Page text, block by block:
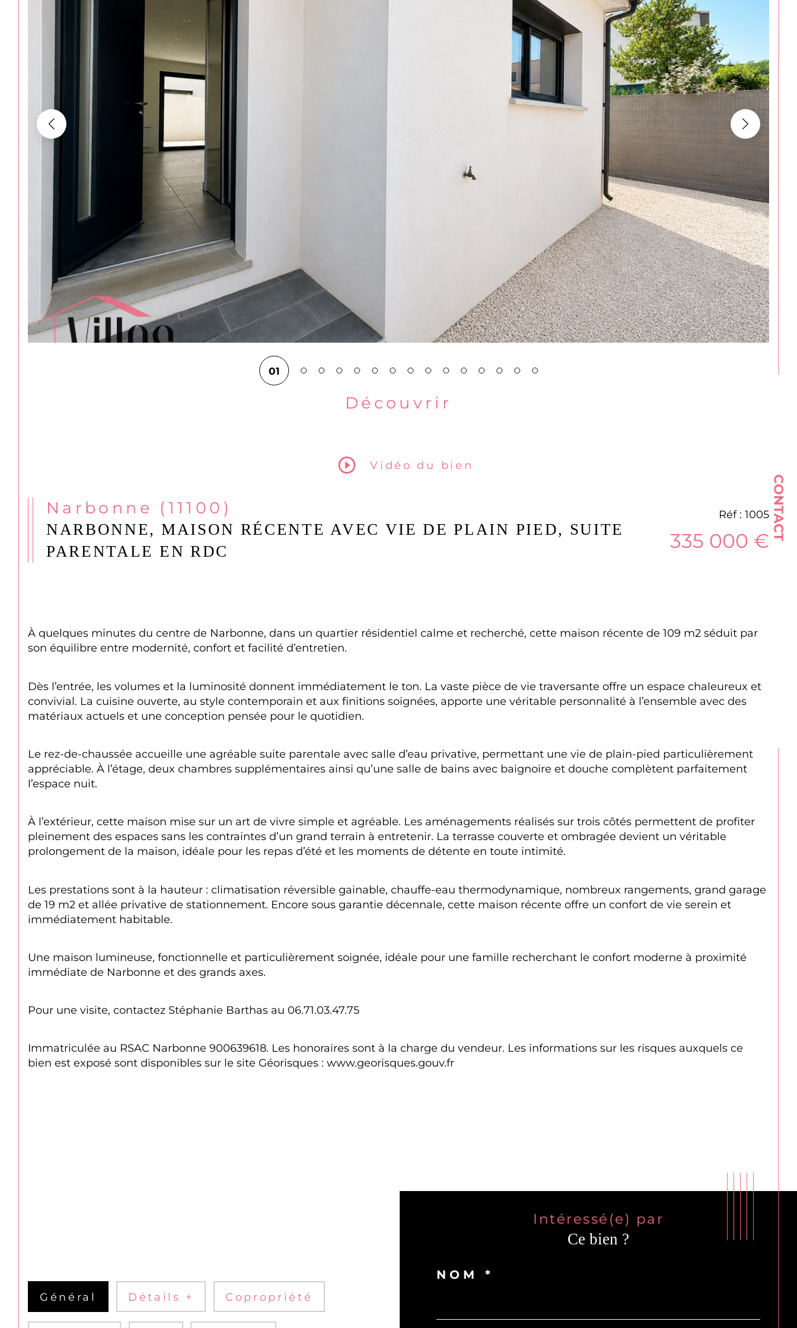
CONTACT
01
Découvrir
Vidéo du bien
Narbonne (11100)
NARBONNE, MAISON RÉCENTE AVEC VIE DE PLAIN PIED, SUITE
PARENTALE EN RDC
Réf : 1005
335 000 €
À quelques minutes du centre de Narbonne, dans un quartier résidentiel calme et recherché, cette maison récente de 109 m2 séduit par
son équilibre entre modernité, confort et facilité d’entretien.
Dès l’entrée, les volumes et la luminosité donnent immédiatement le ton. La vaste pièce de vie traversante offre un espace chaleureux et
convivial. La cuisine ouverte, au style contemporain et aux finitions soignées, apporte une véritable personnalité à l’ensemble avec des
matériaux actuels et une conception pensée pour le quotidien.
Le rez-de-chaussée accueille une agréable suite parentale avec salle d’eau privative, permettant une vie de plain-pied particulièrement
appréciable. À l’étage, deux chambres supplémentaires ainsi qu’une salle de bains avec baignoire et douche complètent parfaitement
l’espace nuit.
À l’extérieur, cette maison mise sur un art de vivre simple et agréable. Les aménagements réalisés sur trois côtés permettent de profiter
pleinement des espaces sans les contraintes d’un grand terrain à entretenir. La terrasse couverte et ombragée devient un véritable
prolongement de la maison, idéale pour les repas d’été et les moments de détente en toute intimité.
Les prestations sont à la hauteur : climatisation réversible gainable, chauffe-eau thermodynamique, nombreux rangements, grand garage
de 19 m2 et allée privative de stationnement. Encore sous garantie décennale, cette maison récente offre un confort de vie serein et
immédiatement habitable.
Une maison lumineuse, fonctionnelle et particulièrement soignée, idéale pour une famille recherchant le confort moderne à proximité
immédiate de Narbonne et des grands axes.
Pour une visite, contactez Stéphanie Barthas au 06.71.03.47.75
Immatriculée au RSAC Narbonne 900639618. Les honoraires sont à la charge du vendeur. Les informations sur les risques auxquels ce
bien est exposé sont disponibles sur le site Géorisques : www.georisques.gouv.fr
Général Détails + Copropriété
Intéressé(e) par
Ce bien ?
NOM *